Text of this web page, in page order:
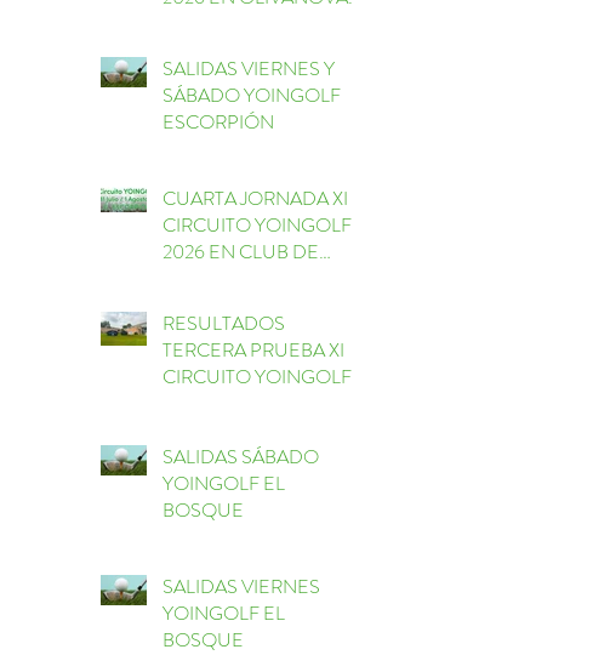
SALIDAS VIERNES Y
SÁBADO YOINGOLF
ESCORPIÓN
CUARTA JORNADA XI
CIRCUITO YOINGOLF
2026 EN CLUB DE
RESULTADOS
TERCERA PRUEBA XI
CIRCUITO YOINGOLF
SALIDAS SÁBADO
YOINGOLF EL
BOSQUE
SALIDAS VIERNES
YOINGOLF EL
BOSQUE